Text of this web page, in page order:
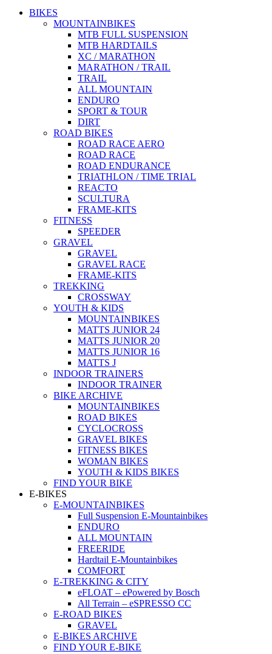
BIKES
MOUNTAINBIKES
MTB FULL SUSPENSION
MTB HARDTAILS
XC / MARATHON
MARATHON / TRAIL
TRAIL
ALL MOUNTAIN
ENDURO
SPORT & TOUR
DIRT
ROAD BIKES
ROAD RACE AERO
ROAD RACE
ROAD ENDURANCE
TRIATHLON / TIME TRIAL
REACTO
SCULTURA
FRAME-KITS
FITNESS
SPEEDER
GRAVEL
GRAVEL
GRAVEL RACE
FRAME-KITS
TREKKING
CROSSWAY
YOUTH & KIDS
MOUNTAINBIKES
MATTS JUNIOR 24
MATTS JUNIOR 20
MATTS JUNIOR 16
MATTS J
INDOOR TRAINERS
INDOOR TRAINER
BIKE ARCHIVE
MOUNTAINBIKES
ROAD BIKES
CYCLOCROSS
GRAVEL BIKES
FITNESS BIKES
WOMAN BIKES
YOUTH & KIDS BIKES
FIND YOUR BIKE
E-BIKES
E-MOUNTAINBIKES
Full Suspension E-Mountainbikes
ENDURO
ALL MOUNTAIN
FREERIDE
Hardtail E-Mountainbikes
COMFORT
E-TREKKING & CITY
eFLOAT – ePowered by Bosch
All Terrain – eSPRESSO CC
E-ROAD BIKES
GRAVEL
E-BIKES ARCHIVE
FIND YOUR E-BIKE